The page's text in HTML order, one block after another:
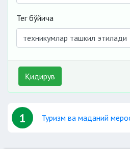
Тег бўйича
Қидирув
1 Туризм ва маданий